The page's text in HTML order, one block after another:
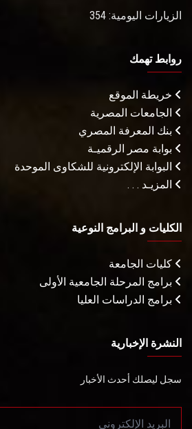
الزيارات اليومية: 354
روابط تهمك
خريطة الموقع
الجامعات المصرية
بنك المعرفة المصري
بوابة مصر الرقميـة
البوابة الإلكترونية للشكاوى الموحدة
المزيـد . . .
الكليات و البرامج النوعية
كليات الجامعة
برامج المرحلة الجامعية الأولى
برامج الدراسات العليا
النشرة الإخبارية
سجل ليصلك أحدث الأخبار